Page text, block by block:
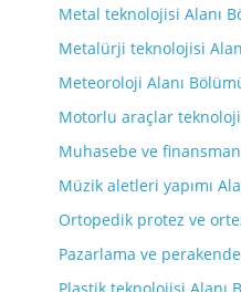
Metal teknolojisi Alanı
Metalürji teknolojisi
Meteoroloji Alanı
Motorlu araçlar
Muhasebe ve
Müzik aletleri yapımı
Ortopedik protez ve
Pazarlama ve